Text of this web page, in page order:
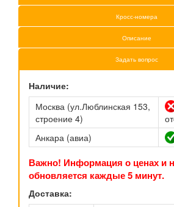
Кросс-номера
Описание
Задать вопрос
Наличие:
Москва (ул.Люблинская 153,
строение 4)
Анкара (авиа)
Важно! Информация о ценах и
обновляется каждые 5 минут.
Доставка: